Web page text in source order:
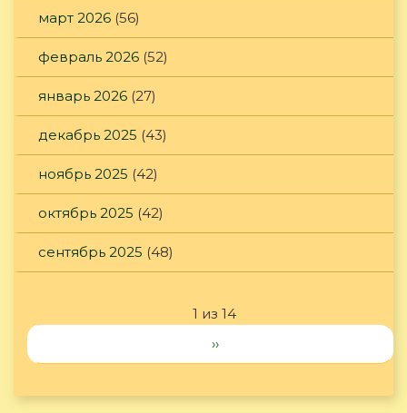
март 2026 (56)
февраль 2026 (52)
январь 2026 (27)
декабрь 2025 (43)
ноябрь 2025 (42)
октябрь 2025 (42)
сентябрь 2025 (48)
1 из 14
››